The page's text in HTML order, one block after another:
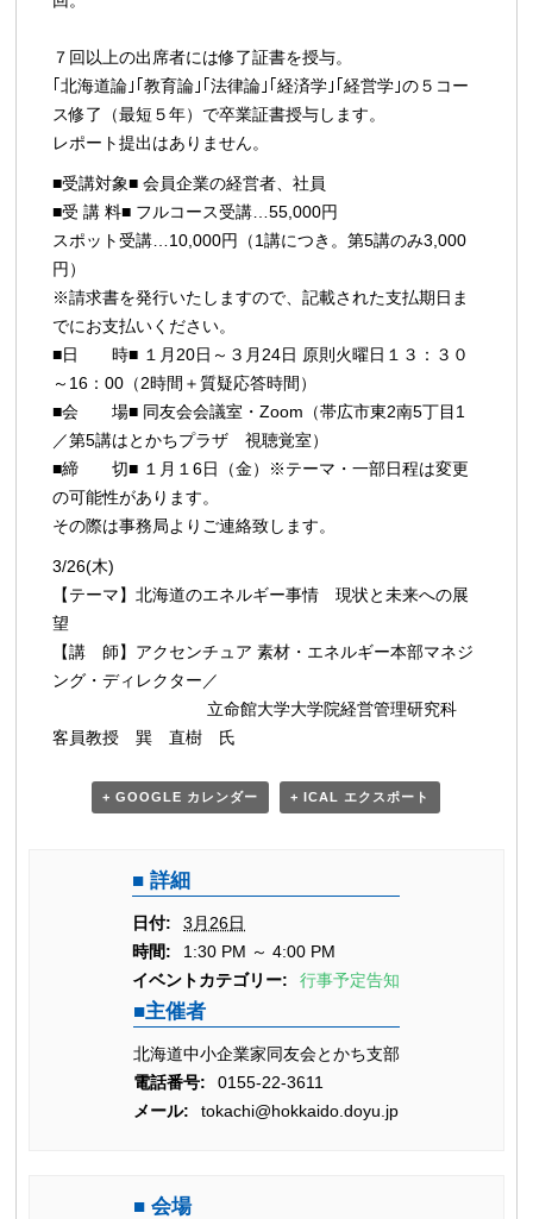
ト
ナ
ビ
ゲ
ー
シ
ョ
ン
７回以上の出席者には修了証書を授与。
｢北海道論｣｢教育論｣｢法律論｣｢経済学｣｢経営学｣の５コー
ス修了（最短５年）で卒業証書授与します。
レポート提出はありません。
■受講対象■ 会員企業の経営者、社員
■受 講 料■ フルコース受講…55,000円
スポット受講…10,000円（1講につき。第5講のみ3,000
円）
※請求書を発行いたしますので、記載された支払期日ま
でにお支払いください。
■日 時■ １月20日～３月24日 原則火曜日１３：３０
～16：00（2時間＋質疑応答時間）
■会 場■ 同友会会議室・Zoom（帯広市東2南5丁目1
／第5講はとかちプラザ 視聴覚室）
■締 切■ １月１6日（金）※テーマ・一部日程は変更
の可能性があります。
その際は事務局よりご連絡致します。
3/26(木)
【テーマ】北海道のエネルギー事情 現状と未来への展
望
【講 師】アクセンチュア 素材・エネルギー本部マネジ
ング・ディレクター／
立命館大学大学院経営管理研究科
客員教授 巽 直樹 氏
+ GOOGLE カレンダー + ICAL エクスポート
詳細
日付:
3月26日
時間:
1:30 PM ～ 4:00 PM
イベントカテゴリー:
行事予定告知
主催者
北海道中小企業家同友会とかち支部
電話番号:
0155-22-3611
メール:
tokachi@hokkaido.doyu.jp
会場